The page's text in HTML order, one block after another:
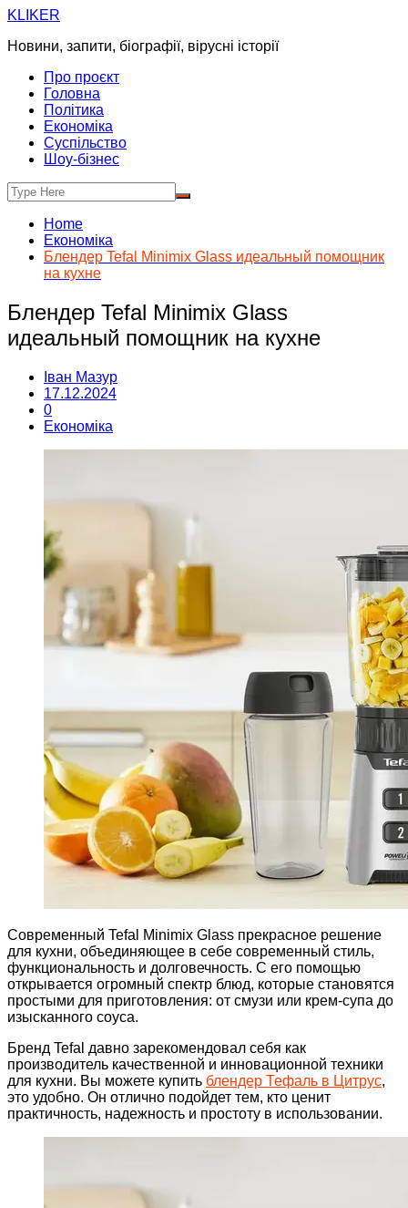
Skip
content
KLIKER
Новини, запити, біографії, вірусні історії
Про проєкт
Головна
Політика
Економіка
Суспільство
Шоу-бізнес
Home
Економіка
Блендер Tefal Minimix Glass идеальный помощник
на кухне
Блендер Tefal Minimix Glass
идеальный помощник на кухне
Іван Мазур
17.12.2024
0
Економіка
Современный Tefal Minimix Glass прекрасное решение
для кухни, объединяющее в себе современный стиль,
функциональность и долговечность. С его помощью
открывается огромный спектр блюд, которые становятся
простыми для приготовления: от смузи или крем-супа до
изысканного соуса.
Бренд Tefal давно зарекомендовал себя как
производитель качественной и инновационной техники
для кухни. Вы можете купить блендер Тефаль в Цитрус,
это удобно. Он отлично подойдет тем, кто ценит
практичность, надежность и простоту в использовании.